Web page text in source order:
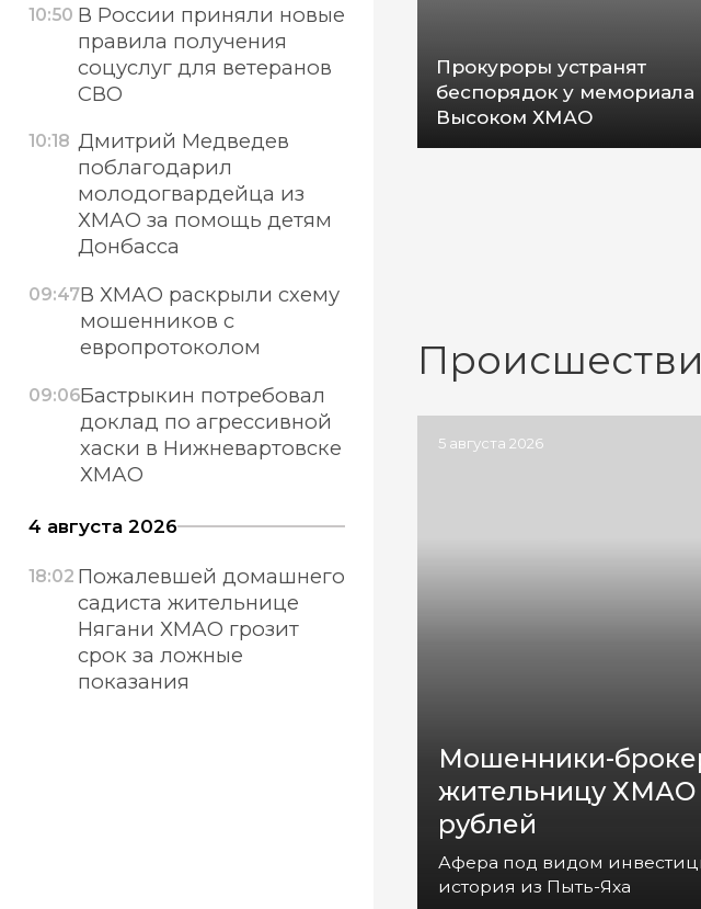
10:50 В России приняли новые
правила получения
соцуслуг для ветеранов
СВО
10:18 Дмитрий Медведев
поблагодарил
молодогвардейца из
ХМАО за помощь детям
Донбасса
09:47В ХМАО раскрыли схему
мошенников с
европротоколом
09:06Бастрыкин потребовал
доклад по агрессивной
хаски в Нижневартовске
ХМАО
4 августа 2026
18:02 Пожалевшей домашнего
садиста жительнице
Нягани ХМАО грозит
срок за ложные
показания
Прокуроры устранят
беспорядок у мемориала
Высоком ХМАО
5 августа 2026
Мошенники-
жительницу ХМАО
рублей
Афера под видом
история из Пыть-Яха